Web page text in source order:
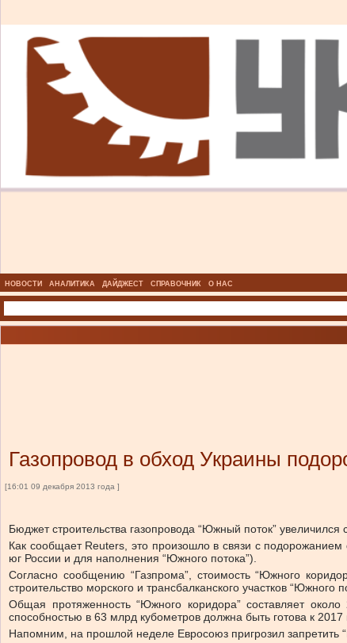
НОВОСТИ АНАЛИТИКА ДАЙДЖЕСТ СПРАВОЧНИК О НАС
Газопровод в обход Украины
[16:01 09 декабря 2013 года ]
Бюджет строительства газопровода “Южный поток”
Как сообщает Reuters, это произошло в связи с подорожанием
юг России и для наполнения “Южного потока”).
Согласно сообщению “Газпрома”, стоимость “Южного
строительство морского и трансбалканского участков “Южного
Общая протяженность “Южного коридора” составляет
способностью в 63 млрд кубометров должна быть готова к 2017
Напомним, на прошлой неделе Евросоюз пригрозил запретить